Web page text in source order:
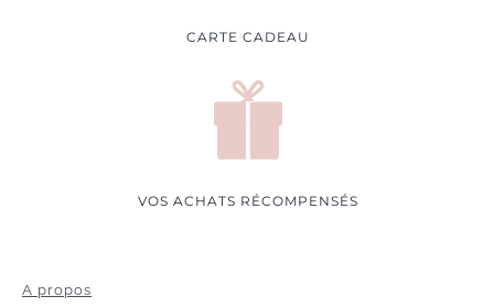
CARTE CADEAU
VOS ACHATS RÉCOMPENSÉS
A propos